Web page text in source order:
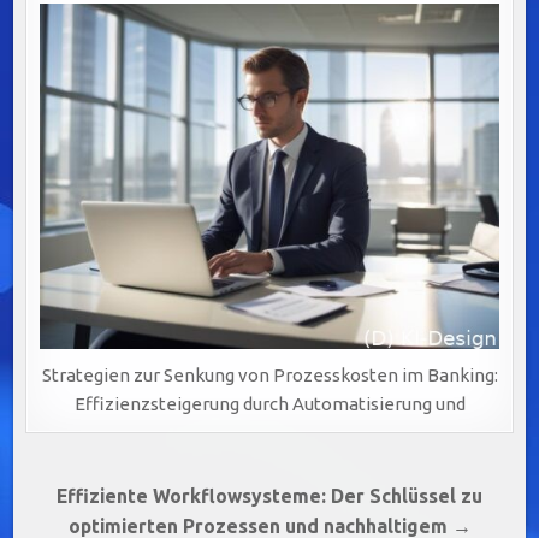
Strategien zur Senkung von Prozesskosten im Banking:
Effizienzsteigerung durch Automatisierung und
Beitragsnavigation
Effiziente Workflowsysteme: Der Schlüssel zu
optimierten Prozessen und nachhaltigem →